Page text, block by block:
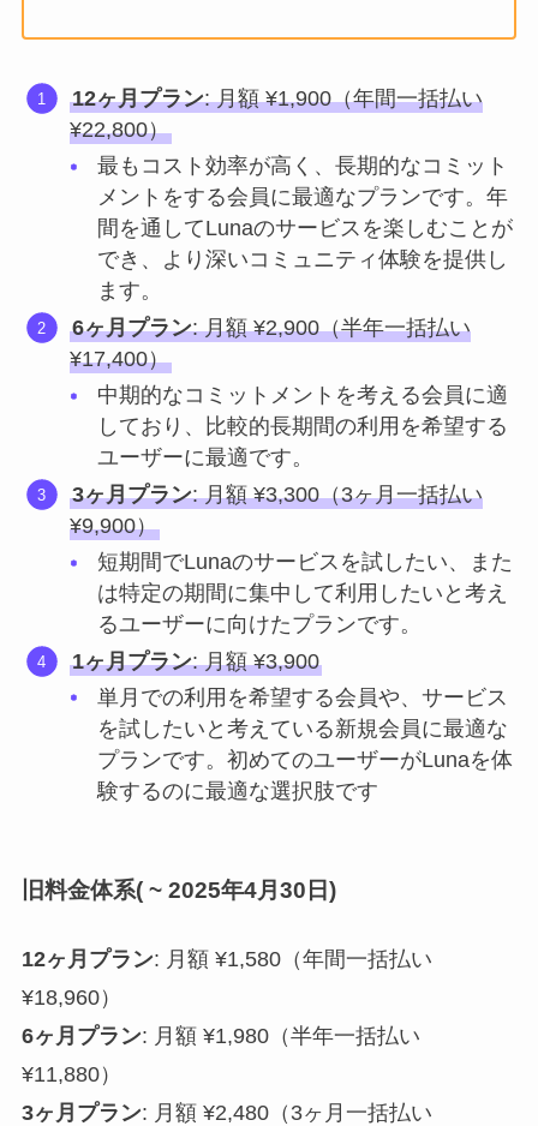
12ヶ月プラン: 月額 ¥1,900（年間一括払い
¥22,800）
最もコスト効率が高く、長期的なコミット
メントをする会員に最適なプランです。年
間を通してLunaのサービスを楽しむことが
でき、より深いコミュニティ体験を提供し
ます。
6ヶ月プラン: 月額 ¥2,900（半年一括払い
¥17,400）
中期的なコミットメントを考える会員に適
しており、比較的長期間の利用を希望する
ユーザーに最適です。
3ヶ月プラン: 月額 ¥3,300（3ヶ月一括払い
¥9,900）
短期間でLunaのサービスを試したい、また
は特定の期間に集中して利用したいと考え
るユーザーに向けたプランです。
1ヶ月プラン: 月額 ¥3,900
単月での利用を希望する会員や、サービス
を試したいと考えている新規会員に最適な
プランです。初めてのユーザーがLunaを体
験するのに最適な選択肢です
旧料金体系( ~ 2025年4月30日)
12ヶ月プラン: 月額 ¥1,580（年間一括払い
¥18,960）
6ヶ月プラン: 月額 ¥1,980（半年一括払い
¥11,880）
3ヶ月プラン: 月額 ¥2,480（3ヶ月一括払い